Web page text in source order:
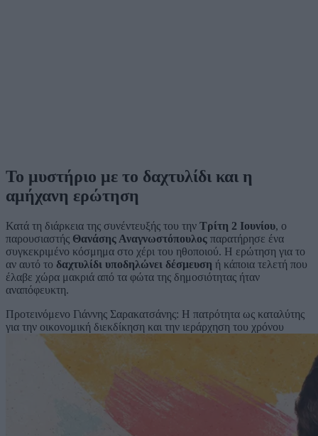
Το μυστήριο με το δαχτυλίδι και η
αμήχανη ερώτηση
Κατά τη διάρκεια της συνέντευξής του την Τρίτη 2 Ιουνίου, ο
παρουσιαστής Θανάσης Αναγνωστόπουλος παρατήρησε ένα
συγκεκριμένο κόσμημα στο χέρι του ηθοποιού. Η ερώτηση για το
αν αυτό το δαχτυλίδι υποδηλώνει δέσμευση ή κάποια τελετή που
έλαβε χώρα μακριά από τα φώτα της δημοσιότητας ήταν
αναπόφευκτη.
Προτεινόμενο Γιάννης Σαρακατσάνης: Η πατρότητα ως καταλύτης
για την οικονομική διεκδίκηση και την ιεράρχηση του χρόνου